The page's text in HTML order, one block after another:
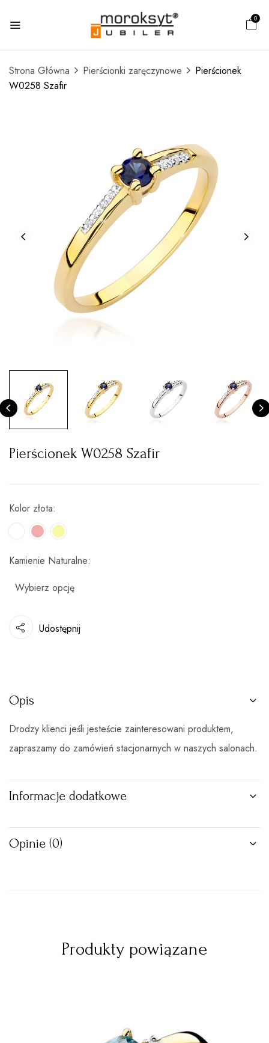
0
Strona Główna Pierścionki zaręczynowe
Pierścionek
W0258 Szafir
Pierścionek W0258 Szafir
Kolor złota
Kamienie Naturalne
Udostępnij
Opis
Drodzy klienci jeśli jesteście zainteresowani produktem,
zapraszamy do zamówień stacjonarnych w naszych salonach.
Informacje dodatkowe
Opinie (0)
Produkty powiązane